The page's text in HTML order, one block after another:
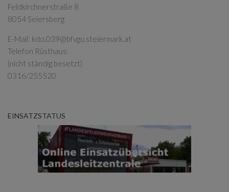
Feldkirchnerstraße 8
8054 Seiersberg
E-Mail: kdo.039@bfvgu.steiermark.at
Telefon Rüsthaus:
(nicht ständig besetzt)
0316/255520
EINSATZSTATUS